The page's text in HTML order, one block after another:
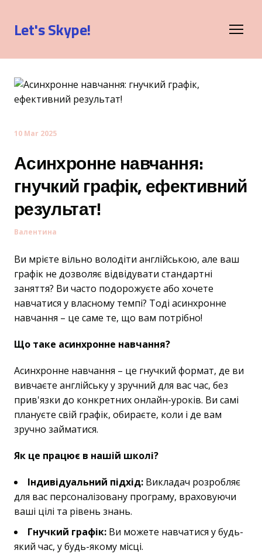
Let's Skype!
10 Mar 2025
Асинхронне навчання:
гнучкий графік, ефективний
результат!
Валентина
Ви мрієте вільно володіти англійською, але ваш
графік не дозволяє відвідувати стандартні
заняття? Ви часто подорожуєте або хочете
навчатися у власному темпі? Тоді асинхронне
навчання – це саме те, що вам потрібно!
Що таке асинхронне навчання?
Асинхронне навчання – це гнучкий формат, де ви
вивчаєте англійську у зручний для вас час, без
прив'язки до конкретних онлайн-уроків. Ви самі
плануєте свій графік, обираєте, коли і де вам
зручно займатися.
Як це працює в нашій школі?
Індивідуальний підхід: Викладач розробляє
для вас персоналізовану програму, враховуючи
ваші цілі та рівень знань.
Гнучкий графік: Ви можете навчатися у будь-
який час, у будь-якому місці.